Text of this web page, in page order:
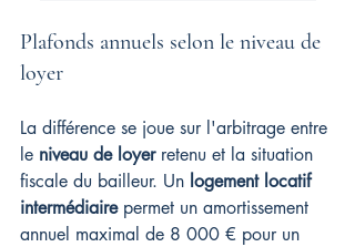
Plafonds annuels selon le niveau de
loyer
La différence se joue sur l'arbitrage entre
le niveau de loyer retenu et la situation
fiscale du bailleur. Un logement locatif
intermédiaire permet un amortissement
annuel maximal de 8 000 € pour un